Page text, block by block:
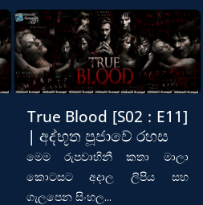
True Blood [S02 : E11]
| අද්භූත පූජාවේ රහස
මෙම රුපවාහිනී කතා මාලා
කොටසට අදාල ලිපිය සහ
ගැලපෙන සිංහල...